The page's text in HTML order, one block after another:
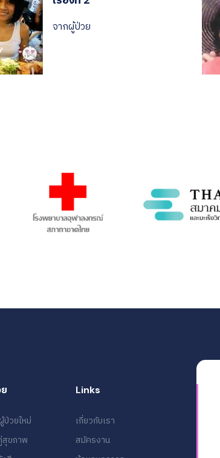
จากผู้ป่วย
วยใหม่
สุขภาพ
Links
เกี่ยวกับเรา
สมัครงาน